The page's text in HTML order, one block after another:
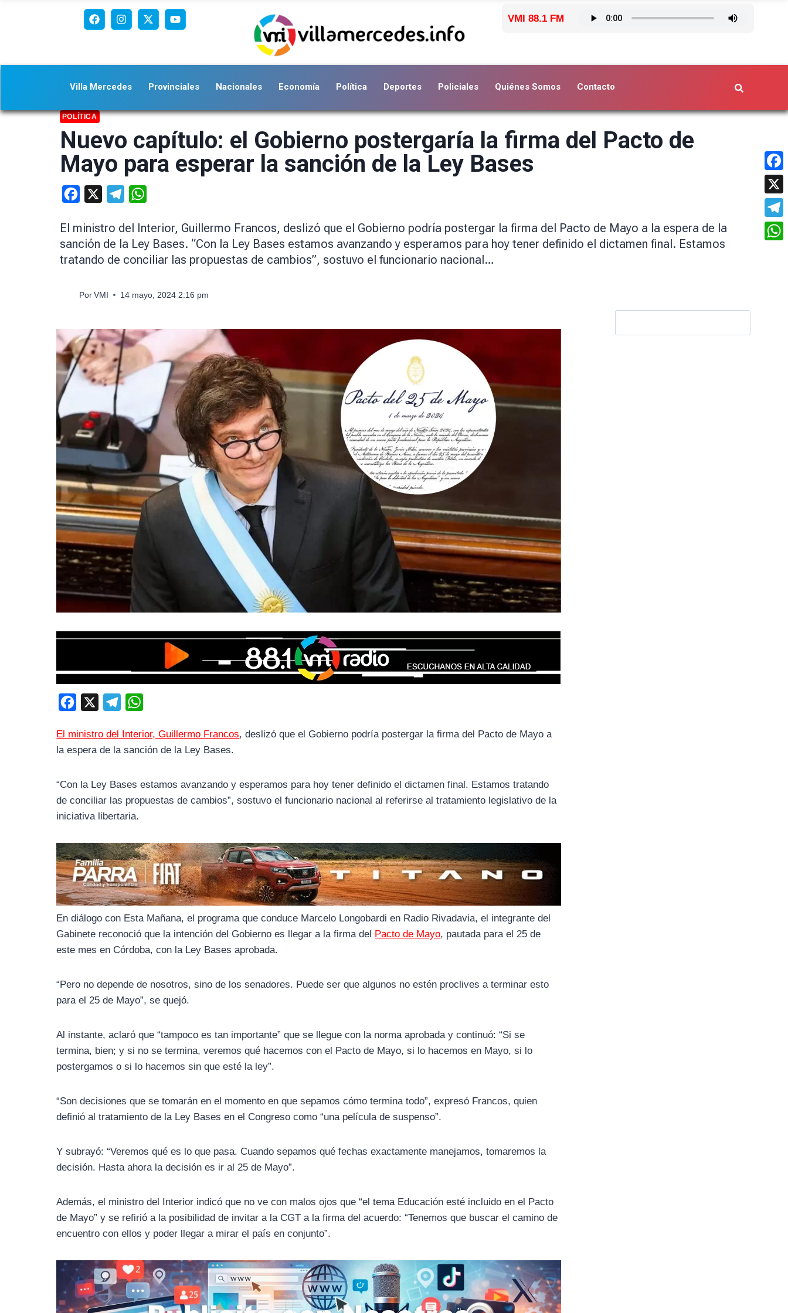
VMI 88.1 FM
Villa Mercedes Provinciales Nacionales Economía Política Deportes Policiales Quiénes Somos Contacto
POLÍTICA
Nuevo capítulo: el Gobierno postergaría la firma del Pacto de
Mayo para esperar la sanción de la Ley Bases
Facebook Telegram
El ministro del Interior, Guillermo Francos, deslizó que el Gobierno podría postergar la firma del Pacto de Mayo a la espera de la
sanción de la Ley Bases. “Con la Ley Bases estamos avanzando y esperamos para hoy tener definido el dictamen final. Estamos
tratando de conciliar las propuestas de cambios”, sostuvo el funcionario nacional…
Por VMI 14 mayo, 2024 2:16 pm
c
e
o
l
e
r
a
a
t
A
El ministro del Interior, Guillermo Francos, deslizó que el Gobierno podría postergar la firma del Pacto de Mayo a
la espera de la sanción de la Ley Bases.
“Con la Ley Bases estamos avanzando y esperamos para hoy tener definido el dictamen final. Estamos tratando
de conciliar las propuestas de cambios”, sostuvo el funcionario nacional al referirse al tratamiento legislativo de la
iniciativa libertaria.
En diálogo con Esta Mañana, el programa que conduce Marcelo Longobardi en Radio Rivadavia, el integrante del
Gabinete reconoció que la intención del Gobierno es llegar a la firma del Pacto de Mayo, pautada para el 25 de
este mes en Córdoba, con la Ley Bases aprobada.
“Pero no depende de nosotros, sino de los senadores. Puede ser que algunos no estén proclives a terminar esto
para el 25 de Mayo”, se quejó.
Al instante, aclaró que “tampoco es tan importante” que se llegue con la norma aprobada y continuó: “Si se
termina, bien; y si no se termina, veremos qué hacemos con el Pacto de Mayo, si lo hacemos en Mayo, si lo
postergamos o si lo hacemos sin que esté la ley”.
“Son decisiones que se tomarán en el momento en que sepamos cómo termina todo”, expresó Francos, quien
definió al tratamiento de la Ley Bases en el Congreso como “una película de suspenso”.
Y subrayó: “Veremos qué es lo que pasa. Cuando sepamos qué fechas exactamente manejamos, tomaremos la
decisión. Hasta ahora la decisión es ir al 25 de Mayo”.
Además, el ministro del Interior indicó que no ve con malos ojos que “el tema Educación esté incluido en el Pacto
de Mayo” y se refirió a la posibilidad de invitar a la CGT a la firma del acuerdo: “Tenemos que buscar el camino de
encuentro con ellos y poder llegar a mirar el país en conjunto”.
X